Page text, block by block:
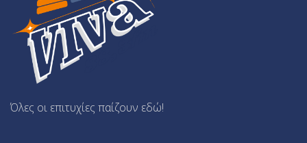
Όλες οι επιτυχίες παίζουν εδώ!